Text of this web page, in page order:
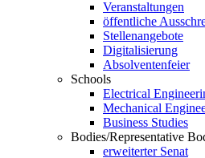
Veranstaltungen
öffentliche
Stellenangebote
Digitalisierung
Absolventenfeier
Schools
Electrical
Mechanical
Business Studies
Bodies/Representative
erweiterter Senat